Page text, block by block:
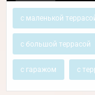
с маленькой
с большой террасой
с гаражом с